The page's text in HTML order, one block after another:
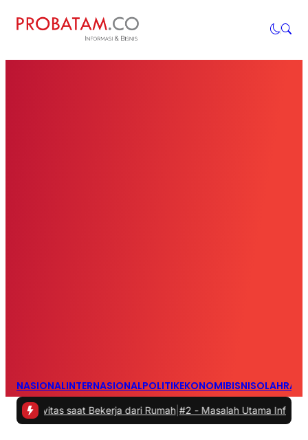
NASIONALINTERNASIONALPOLITIKEKONOMIBISNIS
saat Bekerja dari Rumah |#2 -Masalah Utama Infrastruktur